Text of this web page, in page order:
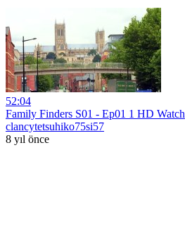
52:04
Family Finders S01 - Ep01 1 HD Watch
clancytetsuhiko75si57
8 yıl önce